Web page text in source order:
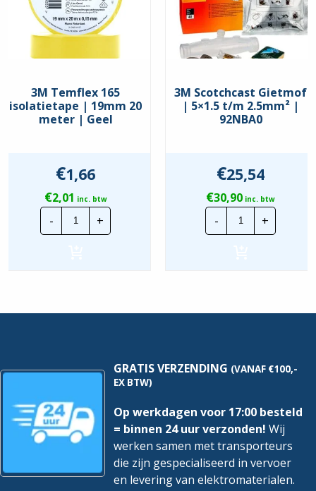
3M Temflex 165
isolatietape | 19mm 20
meter | Geel
€1,66
€2,01 inc. btw
-
3M
Temflex
165
Geel
+
3M Scotchcast Gietmof
| 5×1.5 t/m 2.5mm² |
92NBA0
€25,54
€30,90 inc. btw
-
3M
Scotchcast
Gietmof
hoeveelheid
+
GRATIS VERZENDING (VANAF €100,-
EX BTW)
Op werkdagen voor 17:00 besteld
= binnen 24 uur verzonden! Wij
werken samen met transporteurs
die zijn gespecialiseerd in vervoer
en levering van elektromaterialen.